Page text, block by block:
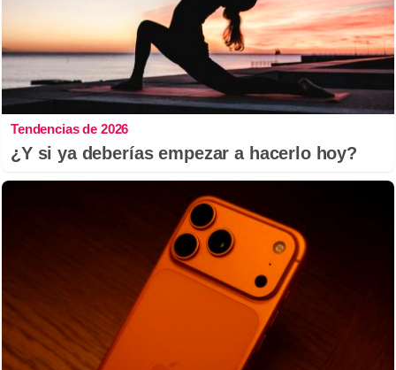
Tendencias de 2026
¿Y si ya deberías empezar a hacerlo hoy?